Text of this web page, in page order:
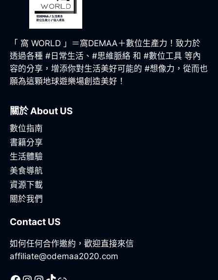
「 窩 WORLD 」＝窩DEMAA＋數位生產力！致力於
透過各種 #日常生活、#思維脈絡 和 #數位工具 等內
容的分享，增添你對生活美好可能的 #想像力，從而也
願為這顆地球遊樂場創造美好！
關於 About US
數位指南
書籍分享
生活體驗
美食導航
資源下載
關於我們
Contact US
如何任何合作邀約，歡迎直接來信
affiliate@odemaa2020.com